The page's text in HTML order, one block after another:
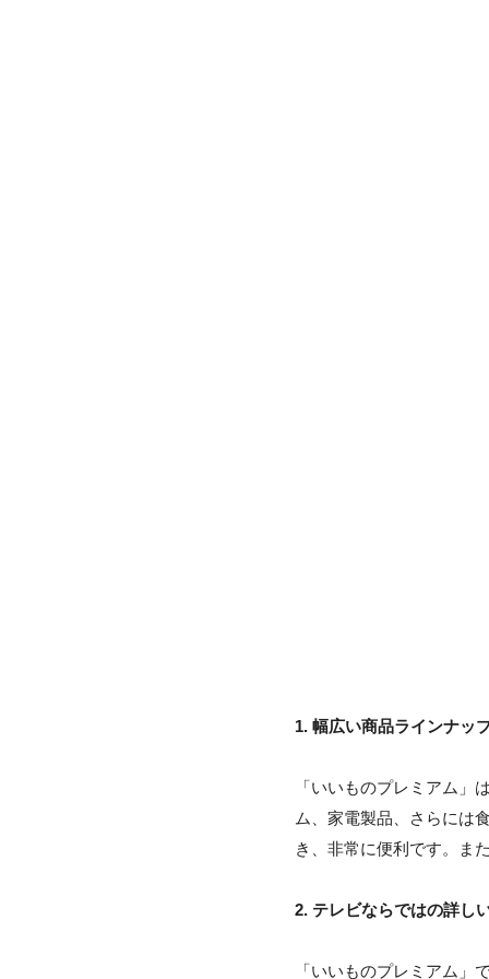
1. 幅広い商品ラインナッ
「いいものプレミアム
ム、家電製品、さらには
き、非常に便利です。ま
2. テレビならではの詳し
「いいものプレミアム